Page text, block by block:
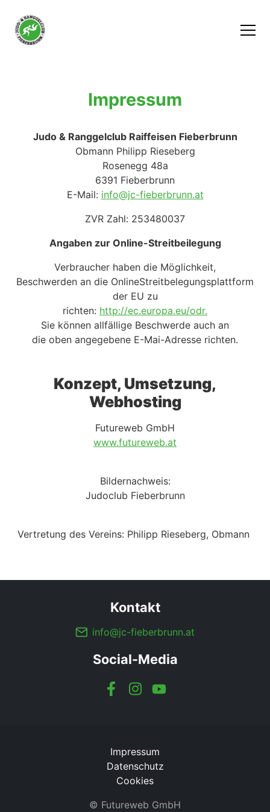
Impressum
Judo & Ranggelclub Raiffeisen Fieberbrunn
Obmann Philipp Rieseberg
Rosenegg 48a
6391 Fieberbrunn
E-Mail: info@jc-fieberbrunn.at
ZVR Zahl: 253480037
Angaben zur Online-Streitbeilegung
Verbraucher haben die Möglichkeit,
Beschwerden an die OnlineStreitbelegungsplattform
der EU zu
richten: http://ec.europa.eu/odr.
Sie können allfällige Beschwerde auch an
die oben angegebene E-Mai-Adresse richten.
Konzept, Umsetzung,
Webhosting
Futureweb GmbH
www.futureweb.at
Bildernachweis:
Judoclub Fieberbrunn
Vertretung des Vereins: Philipp Rieseberg, Obmann
Kontakt
info@jc-fieberbrunn.at
Social-Media
Impressum
Datenschutz
Cookies
© Futureweb GmbH